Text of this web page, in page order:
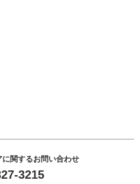
関するお問い合わせ
3215